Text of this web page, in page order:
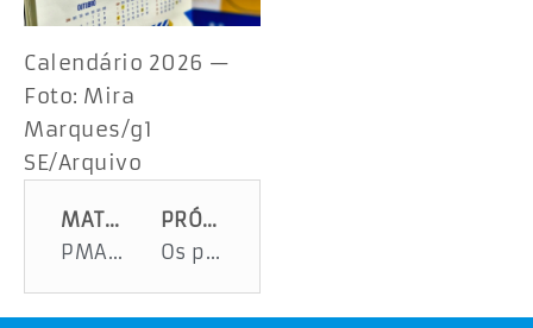
Calendário 2026 —
Foto: Mira
Marques/g1
SE/Arquivo
MATÉRIA ANTERIOR
PMA PÕE PÉ NO FREIO NA COBRANÇA DO IPTU
PRÓXIMA MATÉRIA
Os primeiros sergipanos de 2026